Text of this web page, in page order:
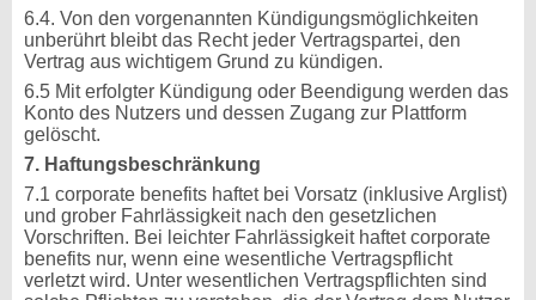
6.4. Von den vorgenannten Kündigungsmöglichkeiten
unberührt bleibt das Recht jeder Vertragspartei, den
Vertrag aus wichtigem Grund zu kündigen.
6.5 Mit erfolgter Kündigung oder Beendigung werden das
Konto des Nutzers und dessen Zugang zur Plattform
gelöscht.
7. Haftungsbeschränkung
7.1 corporate benefits haftet bei Vorsatz (inklusive Arglist)
und grober Fahrlässigkeit nach den gesetzlichen
Vorschriften. Bei leichter Fahrlässigkeit haftet corporate
benefits nur, wenn eine wesentliche Vertragspflicht
verletzt wird. Unter wesentlichen Vertragspflichten sind